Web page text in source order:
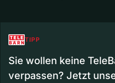
TIPP
Sie wollen keine
verpassen? Jetzt